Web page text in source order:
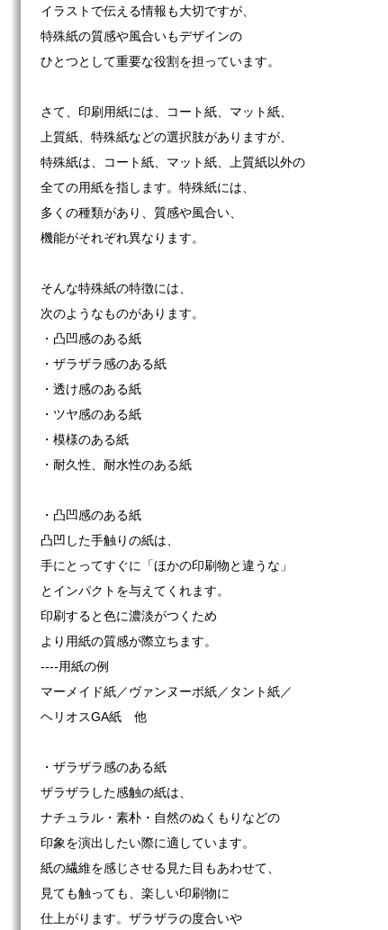
イラストで伝える情報も大切ですが、
特殊紙の質感や風合いもデザインの
ひとつとして重要な役割を担っています。
さて、印刷用紙には、コート紙、マット紙、
上質紙、特殊紙などの選択肢がありますが、
特殊紙は、コート紙、マット紙、上質紙以外の
全ての用紙を指します。特殊紙には、
多くの種類があり、質感や風合い、
機能がそれぞれ異なります。
そんな特殊紙の特徴には、
次のようなものがあります。
・凸凹感のある紙
・ザラザラ感のある紙
・透け感のある紙
・ツヤ感のある紙
・模様のある紙
・耐久性、耐水性のある紙
・凸凹感のある紙
凸凹した手触りの紙は、
手にとってすぐに「ほかの印刷物と違うな」
とインパクトを与えてくれます。
印刷すると色に濃淡がつくため
より用紙の質感が際立ちます。
----用紙の例
マーメイド紙／ヴァンヌーボ紙／タント紙／
ヘリオスGA紙 他
・ザラザラ感のある紙
ザラザラした感触の紙は、
ナチュラル・素朴・自然のぬくもりなどの
印象を演出したい際に適しています。
紙の繊維を感じさせる見た目もあわせて、
見ても触っても、楽しい印刷物に
仕上がります。ザラザラの度合いや